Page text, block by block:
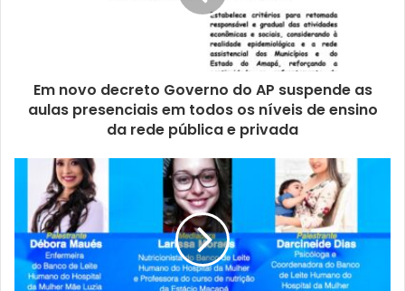
Em novo decreto Governo do AP suspende as
aulas presenciais em todos os níveis de ensino
da rede pública e privada